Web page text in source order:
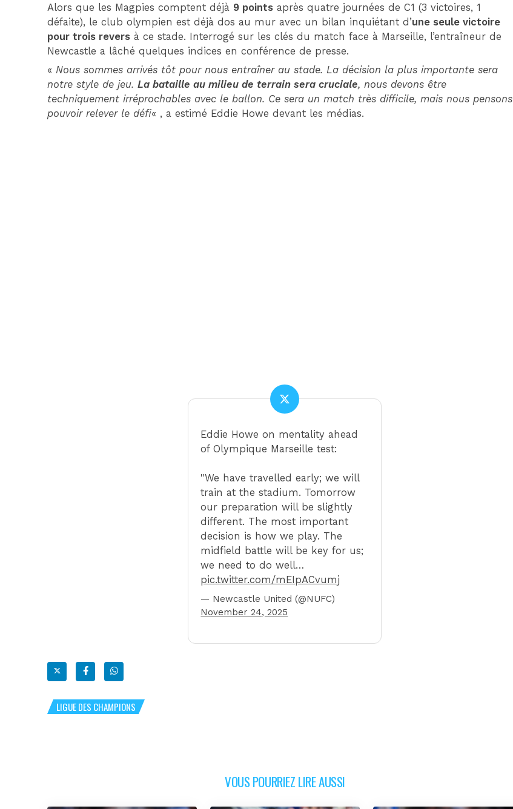
Alors que les Magpies comptent déjà 9 points après quatre journées de C1 (3 victoires, 1
défaite), le club olympien est déjà dos au mur avec un bilan inquiétant d’une seule victoire
pour trois revers à ce stade. Interrogé sur les clés du match face à Marseille, l’entraîneur de
Newcastle a lâché quelques indices en conférence de presse.
« Nous sommes arrivés tôt pour nous entraîner au stade. La décision la plus importante sera
notre style de jeu.La bataille au milieu de terrain sera cruciale, nous devons être
techniquement irréprochables avec le ballon. Ce sera un match très difficile, mais nous pensons
pouvoir relever le défi« , a estimé Eddie Howe devant les médias.
Eddie Howe on mentality ahead
of Olympique Marseille test:
"We have travelled early; we will
train at the stadium. Tomorrow
our preparation will be slightly
different. The most important
decision is how we play. The
midfield battle will be key for us;
we need to do well…
pic.twitter.com/mEIpACvumj
— Newcastle United (@NUFC)
November 24, 2025
LIGUE DES CHAMPIONS
VOUS POURRIEZ LIRE AUSSI